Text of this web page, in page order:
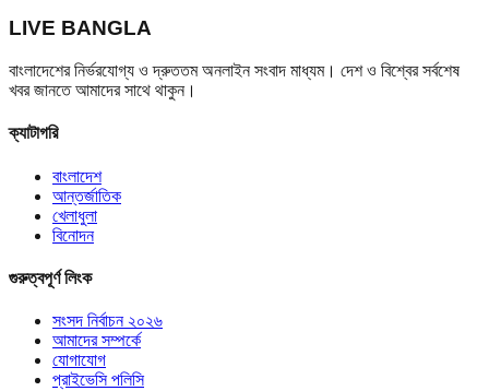
LIVE BANGLA
বাংলাদেশের নির্ভরযোগ্য ও দ্রুততম অনলাইন সংবাদ মাধ্যম। দেশ ও বিশ্বের সর্বশেষ
খবর জানতে আমাদের সাথে থাকুন।
ক্যাটাগরি
বাংলাদেশ
আন্তর্জাতিক
খেলাধুলা
বিনোদন
গুরুত্বপূর্ণ লিংক
সংসদ নির্বাচন ২০২৬
আমাদের সম্পর্কে
যোগাযোগ
প্রাইভেসি পলিসি